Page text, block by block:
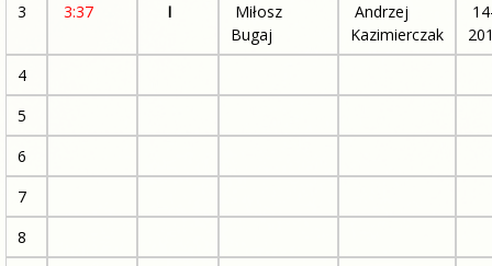
3
3:37 I
Miłosz
Bugaj
Andrzej
Kazimierczak
4
5
6
7
8